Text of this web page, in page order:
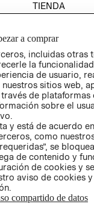
TIENDA
CONDICIONES
AVISO DE
PRIVACIDAD
GIFT CARD
AVISO DE
COOKIES
a comprar
incluidas otras
la
de usuario,
sitios web,
de plataformas
sobre el
y está de acuerdo
como
se
de contenido y
de cookies y
aviso de cookies
compartido de datos